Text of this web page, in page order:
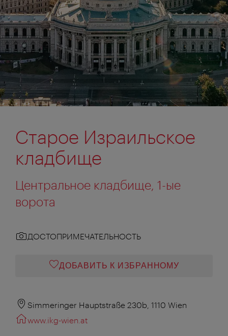
Старое Израильское
кладбище
Центральное кладбище, 1-ые
ворота
ДОСТОПРИМЕЧАТЕЛЬНОСТЬ
ДОБАВИТЬ К ИЗБРАННОМУ
Simmeringer Hauptstraße 230b, 1110 Wien
www.ikg-wien.at